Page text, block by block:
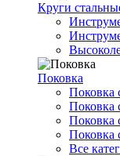
Круги
Поковка
Поковка
Поковка
Поковка
Поковка
Все